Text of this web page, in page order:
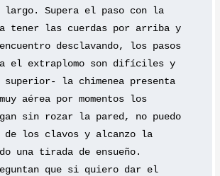
largo. Supera el paso con la
tener las cuerdas por arriba y
desclavando, los pasos
el extraplomo son difíciles y
la chimenea presenta
aérea por momentos los
sin rozar la pared, no puedo
de los clavos y alcanzo la
una tirada de ensueño.